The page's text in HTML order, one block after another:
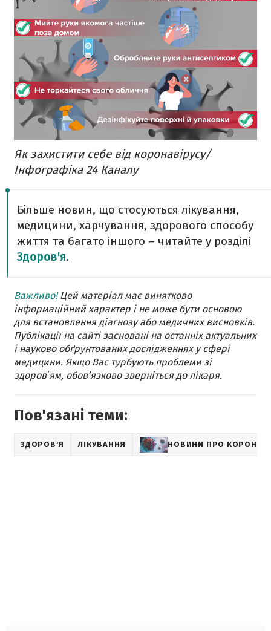
Як захистити себе від коронавірусу/
Інфографіка 24 Каналу
Більше новин, що стосуються лікування,
медицини, харчування, здорового способу
життя та багато іншого – читайте у розділі
Здоров'я.
Важливо!Цей матеріал має винятково
інформаційний характер і не може бути основою
для встановлення діагнозу або медичних висновків.
Публікації на сайті засновані на останніх актуальних
і науково обґрунтованих дослідженнях у сфері
медицини. Якщо Вас турбують проблеми зі
здоровʼям, обов’язково зверніться до лікаря.
Пов'язані теми:
ЗДОРОВ'Я ЛІКУВАННЯ НОВИНИ ПРО